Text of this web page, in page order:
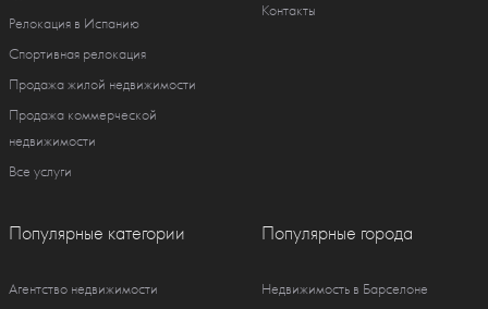
Релокация в Испанию
Спортивная релокация
Продажа жилой недвижимости
Продажа коммерческой
недвижимости
Все услуги
Контакты
Популярные категории
Агентство недвижимости
Популярные города
Недвижимость в Барселоне